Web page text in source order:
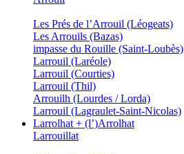
Les Prés de l’Arrouil (Léogeats)
Les Arrouils (Bazas)
impasse du Rouille (Saint-Loubès)
Larrouil (Laréole)
Larrouil (Courties)
Larrouil (Thil)
Arrouilh (Lourdes / Lorda)
Larrouil (Lagraulet-Saint-Nicolas)
Larrolhat + (l’)Arrolhat
Larrouillat